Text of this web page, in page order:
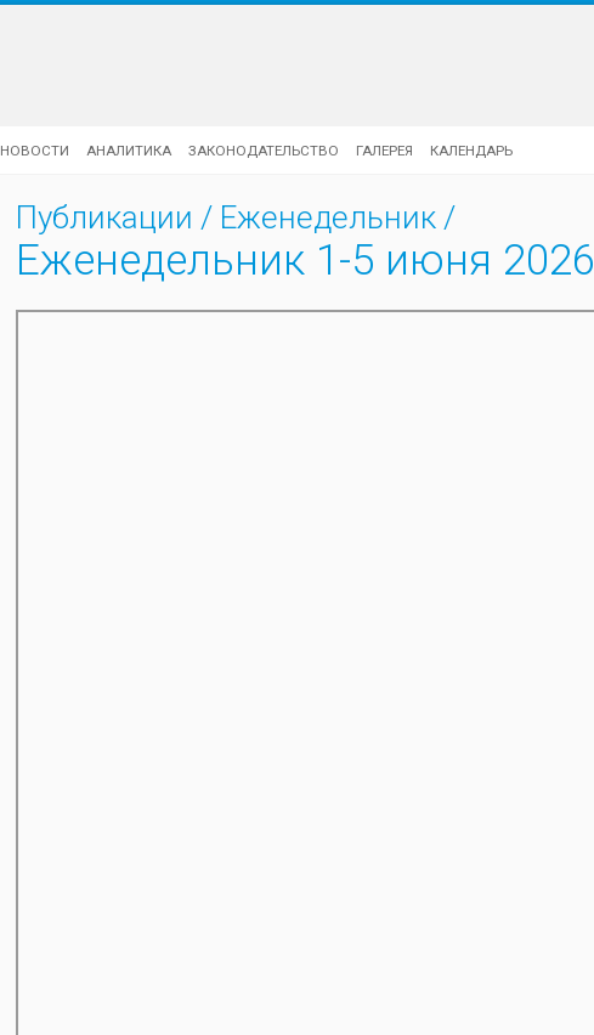
НОВОСТИ АНАЛИТИКА ЗАКОНОДАТЕЛЬСТВО ГАЛЕРЕЯ КАЛЕНДАРЬ
Публикации / Еженедельник /
Еженедельник 1-5 июня 2026